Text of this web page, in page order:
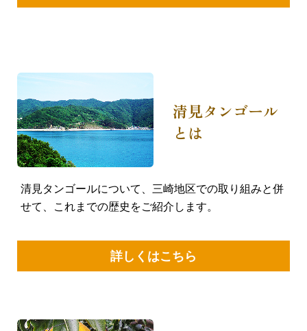
清見タンゴール
とは
清見タンゴールについて、三崎地区での取り組みと併
せて、これまでの歴史をご紹介します。
詳しくはこちら